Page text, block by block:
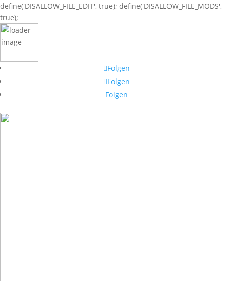
define('DISALLOW_FILE_EDIT', true); define('DISALLOW_FILE_MODS',
true);
Folgen
Folgen
Folgen